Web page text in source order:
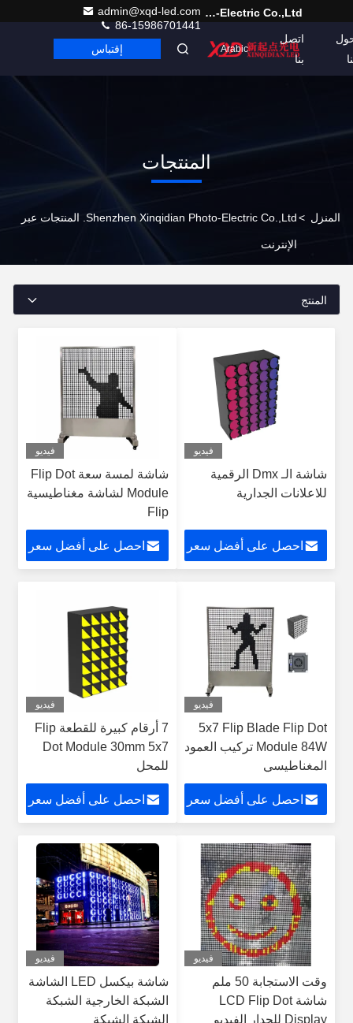
Shenzhen Xinqidian Photo-Electric Co.,Ltd.
admin@xqd-led.com
86-15986701441
اتصل
بنا
Arabic إقتباس
المنتجات
المنزل > Shenzhen Xinqidian Photo-Electric Co.,Ltd. المنتجات عبر
الإنترنت
المنتج
فيديو
شاشة الـ Dmx الرقمية
للاعلانات الجدارية
احصل على أفضل سعر
فيديو
شاشة لمسة سعة Flip Dot
Module لشاشة مغناطيسية
Flip
احصل على أفضل سعر
فيديو
5x7 Flip Blade Flip Dot
Module 84W تركيب العمود
المغناطيسي
احصل على أفضل سعر
فيديو
7 أرقام كبيرة للقطعة Flip
Dot Module 30mm 5x7
للمحل
احصل على أفضل سعر
فيديو
وقت الاستجابة 50 ملم
شاشة LCD Flip Dot
Display للجدار الفيديو
فيديو
شاشة بيكسل LED الشاشة
الشبكة الخارجية الشبكة
الشبكة الشبكة